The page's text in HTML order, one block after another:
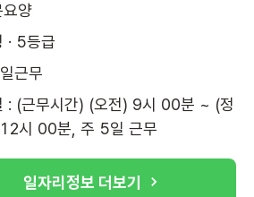
요양
· 5등급
근무
: (근무시간) (오전) 9시 00분 ~ (정
시 00분, 주 5일 근무
일자리정보 더보기